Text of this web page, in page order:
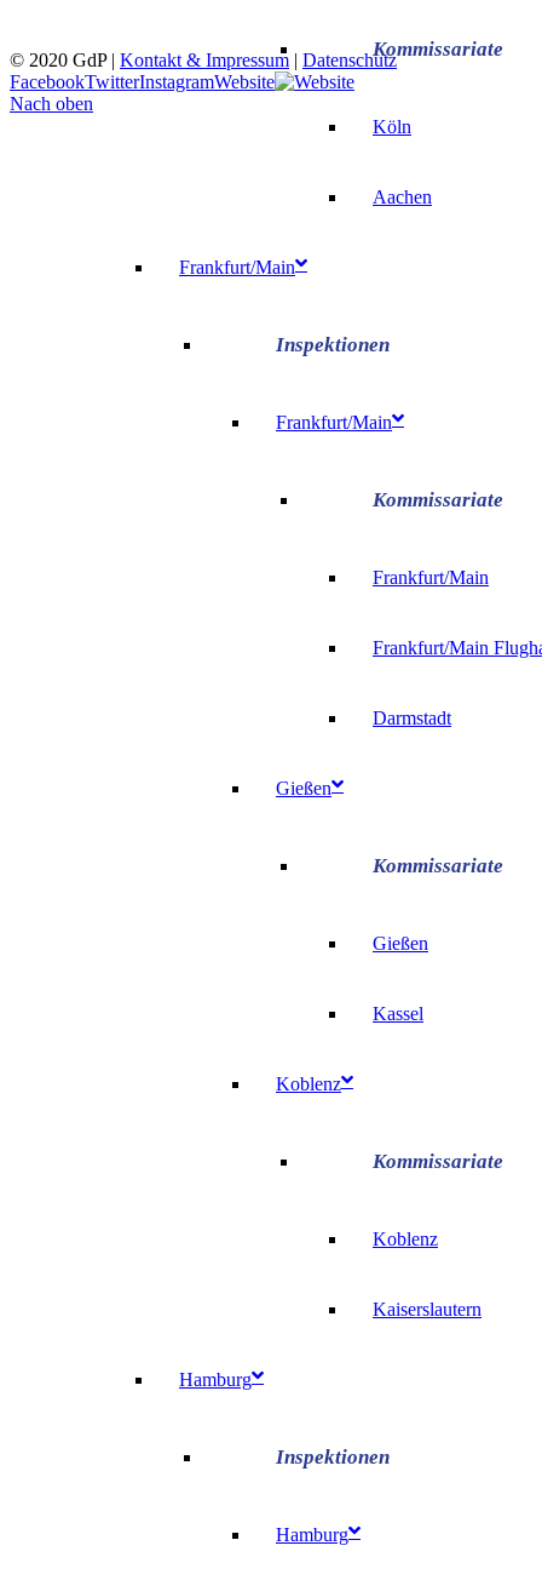
Köln
Aachen
Frankfurt/Main
Frankfurt/Main
Frankfurt/Main
Frankfurt/Main
Darmstadt
Gießen
Gießen
Kassel
Koblenz
Koblenz
Kaiserslautern
Hamburg
Hamburg
© 2020 GdP | Kontakt & Impressum | Datenschutz
FacebookTwitterInstagramWebsite
Nach oben